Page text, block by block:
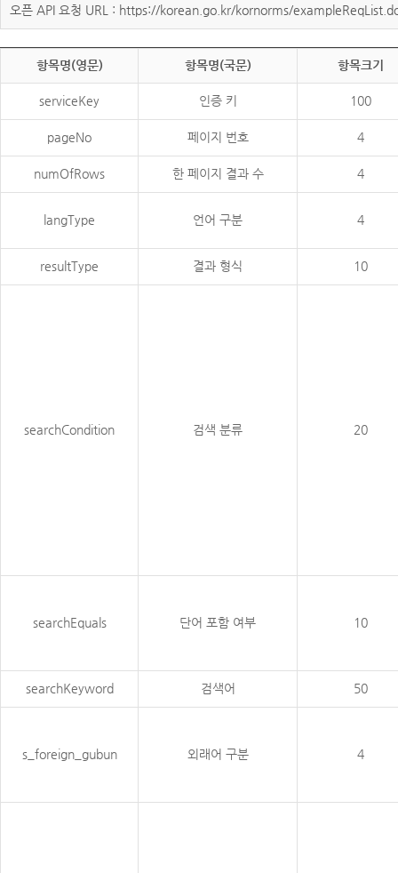
오픈 API 요청 URL : https://korean.go.kr/kornorms/
항목명(영문) 항목명(국문) 항목크기
serviceKey 인증 키 100
pageNo 페이지 번호 4
numOfRows 한 페이지 결과 수 4
langType 언어 구분 4
resultType 결과 형식 10
searchCondition 검색 분류 20
searchEquals 단어 포함 여부 10
searchKeyword 검색어 50
s_foreign_gubun 외래어 구분 4